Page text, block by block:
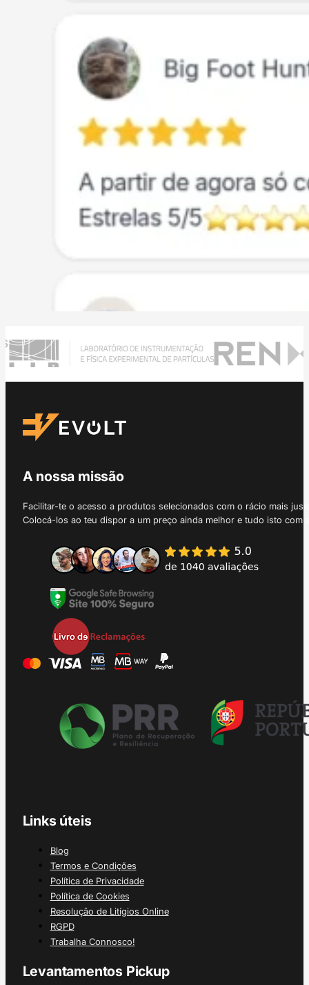
A nossa missão
Facilitar-te o acesso a produtos selecionados com o rácio mais
Colocá-los ao teu dispor a um preço ainda melhor e tudo isto
Links úteis
Blog
Termos e Condições
Política de Privacidade
Política de Cookies
Resolução de Litígios Online
RGPD
Trabalha Connosco!
Levantamentos Pickup